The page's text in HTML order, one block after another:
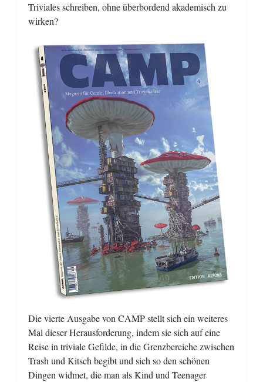
Triviales schreiben, ohne überbordend akademisch zu
wirken?
Die vierte Ausgabe von CAMP stellt sich ein weiteres
Mal dieser Herausforderung, indem sie sich auf eine
Reise in triviale Gefilde, in die Grenzbereiche zwischen
Trash und Kitsch begibt und sich so den schönen
Dingen widmet, die man als Kind und Teenager